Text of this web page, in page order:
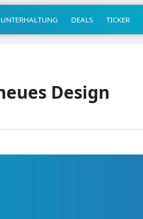
UNTERHALTUNG DEALS TICKER
Design